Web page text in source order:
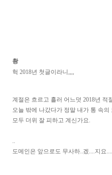
촹
헉 2018년 첫글이라니,,,,
계절은 흐르고 흘러 어느덧 2018년 적
오늘 밖에 나갔다가 정말 내가 통 속
모두 더위 잘 피하고 계신가요.
..
도메인은 앞으로도 무사하..겠....지요